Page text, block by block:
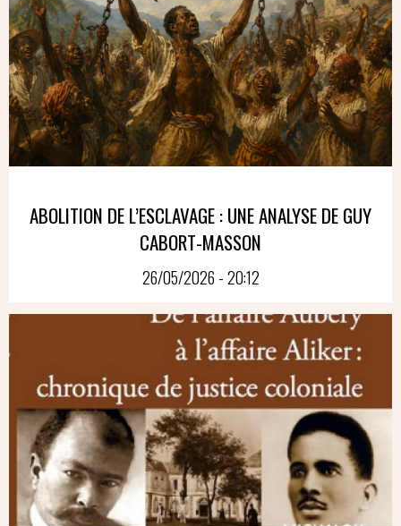
ABOLITION DE L’ESCLAVAGE : UNE ANALYSE DE GUY
CABORT-MASSON
26/05/2026 - 20:12